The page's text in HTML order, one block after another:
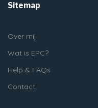
Sitemap
Over mij
Wat is EPC?
Help & FAQs
Contact